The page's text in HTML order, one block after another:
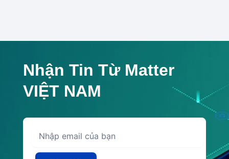
Nhận Tin Từ Matter
VIỆT NAM